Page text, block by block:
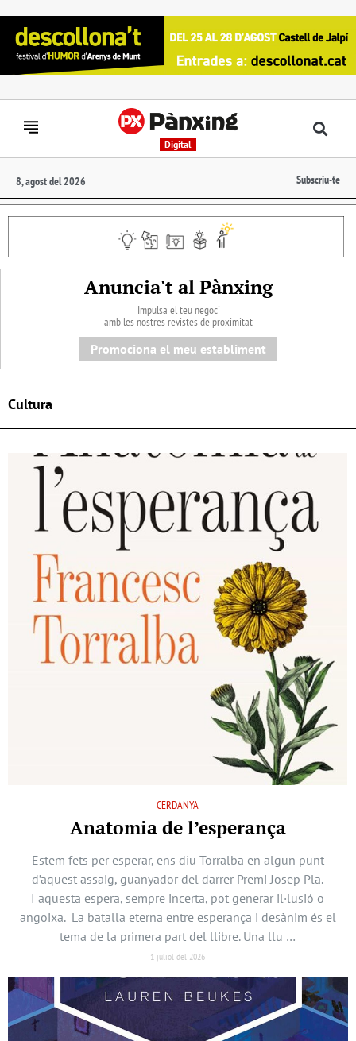
Digital
8, agost del 2026 Subscriu-te
Anuncia't al Pànxing
Impulsa el teu negoci
amb les nostres revistes de proximitat
Promociona el meu establiment
Cultura
CERDANYA
Anatomia de l’esperança
Estem fets per esperar, ens diu Torralba en algun punt
d’aquest assaig, guanyador del darrer Premi Josep Pla.
I aquesta espera, sempre incerta, pot generar il·lusió o
angoixa. La batalla eterna entre esperança i desànim és el
tema de la primera part del llibre. Una llu …
1 juliol del 2026